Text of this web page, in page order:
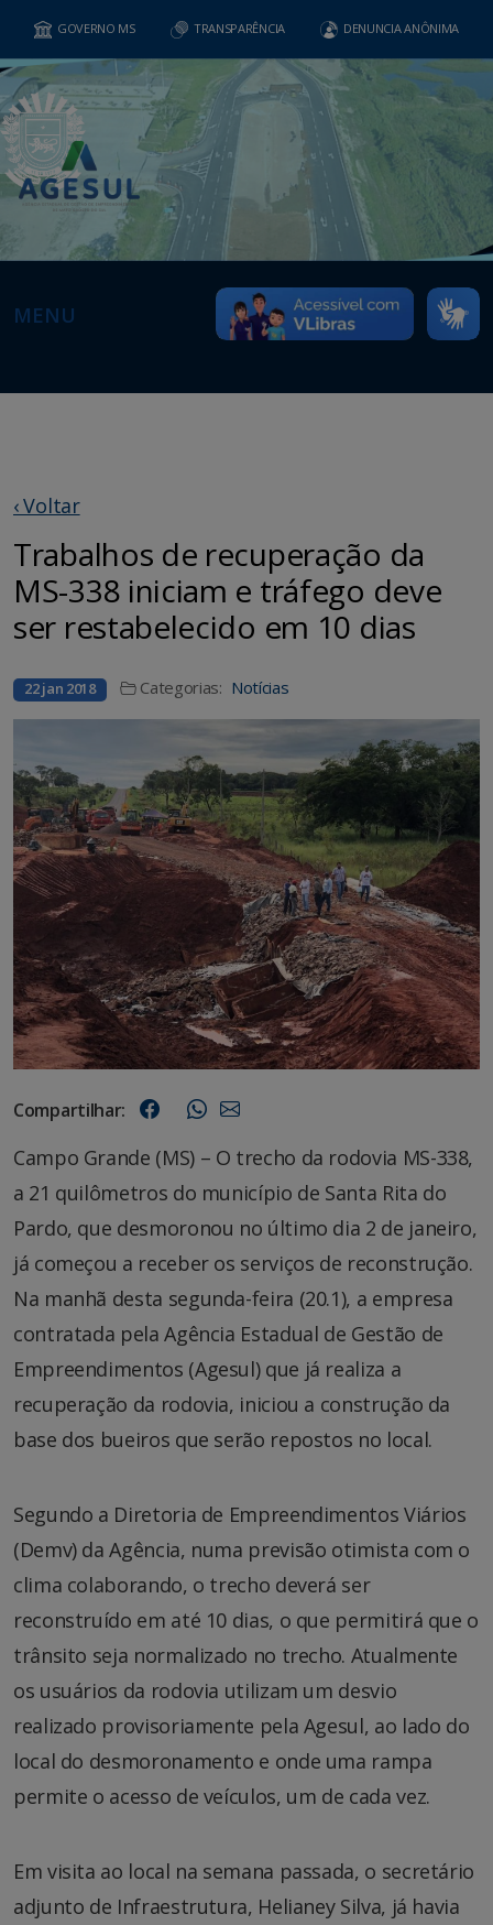
GOVERNO MS TRANSPARÊNCIA DENUNCIA ANÔNIMA
MENU
‹ Voltar
Trabalhos de recuperação da
MS-338 iniciam e tráfego deve
ser restabelecido em 10 dias
22 jan 2018 Categorias: Notícias
Compartilhar:
Campo Grande (MS) – O trecho da rodovia MS-338,
a 21 quilômetros do município de Santa Rita do
Pardo, que desmoronou no último dia 2 de janeiro,
já começou a receber os serviços de reconstrução.
Na manhã desta segunda-feira (20.1), a empresa
contratada pela Agência Estadual de Gestão de
Empreendimentos (Agesul) que já realiza a
recuperação da rodovia, iniciou a construção da
base dos bueiros que serão repostos no local.
Segundo a Diretoria de Empreendimentos Viários
(Demv) da Agência, numa previsão otimista com o
clima colaborando, o trecho deverá ser
reconstruído em até 10 dias, o que permitirá que o
trânsito seja normalizado no trecho. Atualmente
os usuários da rodovia utilizam um desvio
realizado provisoriamente pela Agesul, ao lado do
local do desmoronamento e onde uma rampa
permite o acesso de veículos, um de cada vez.
Em visita ao local na semana passada, o secretário
adjunto de Infraestrutura, Helianey Silva, já havia